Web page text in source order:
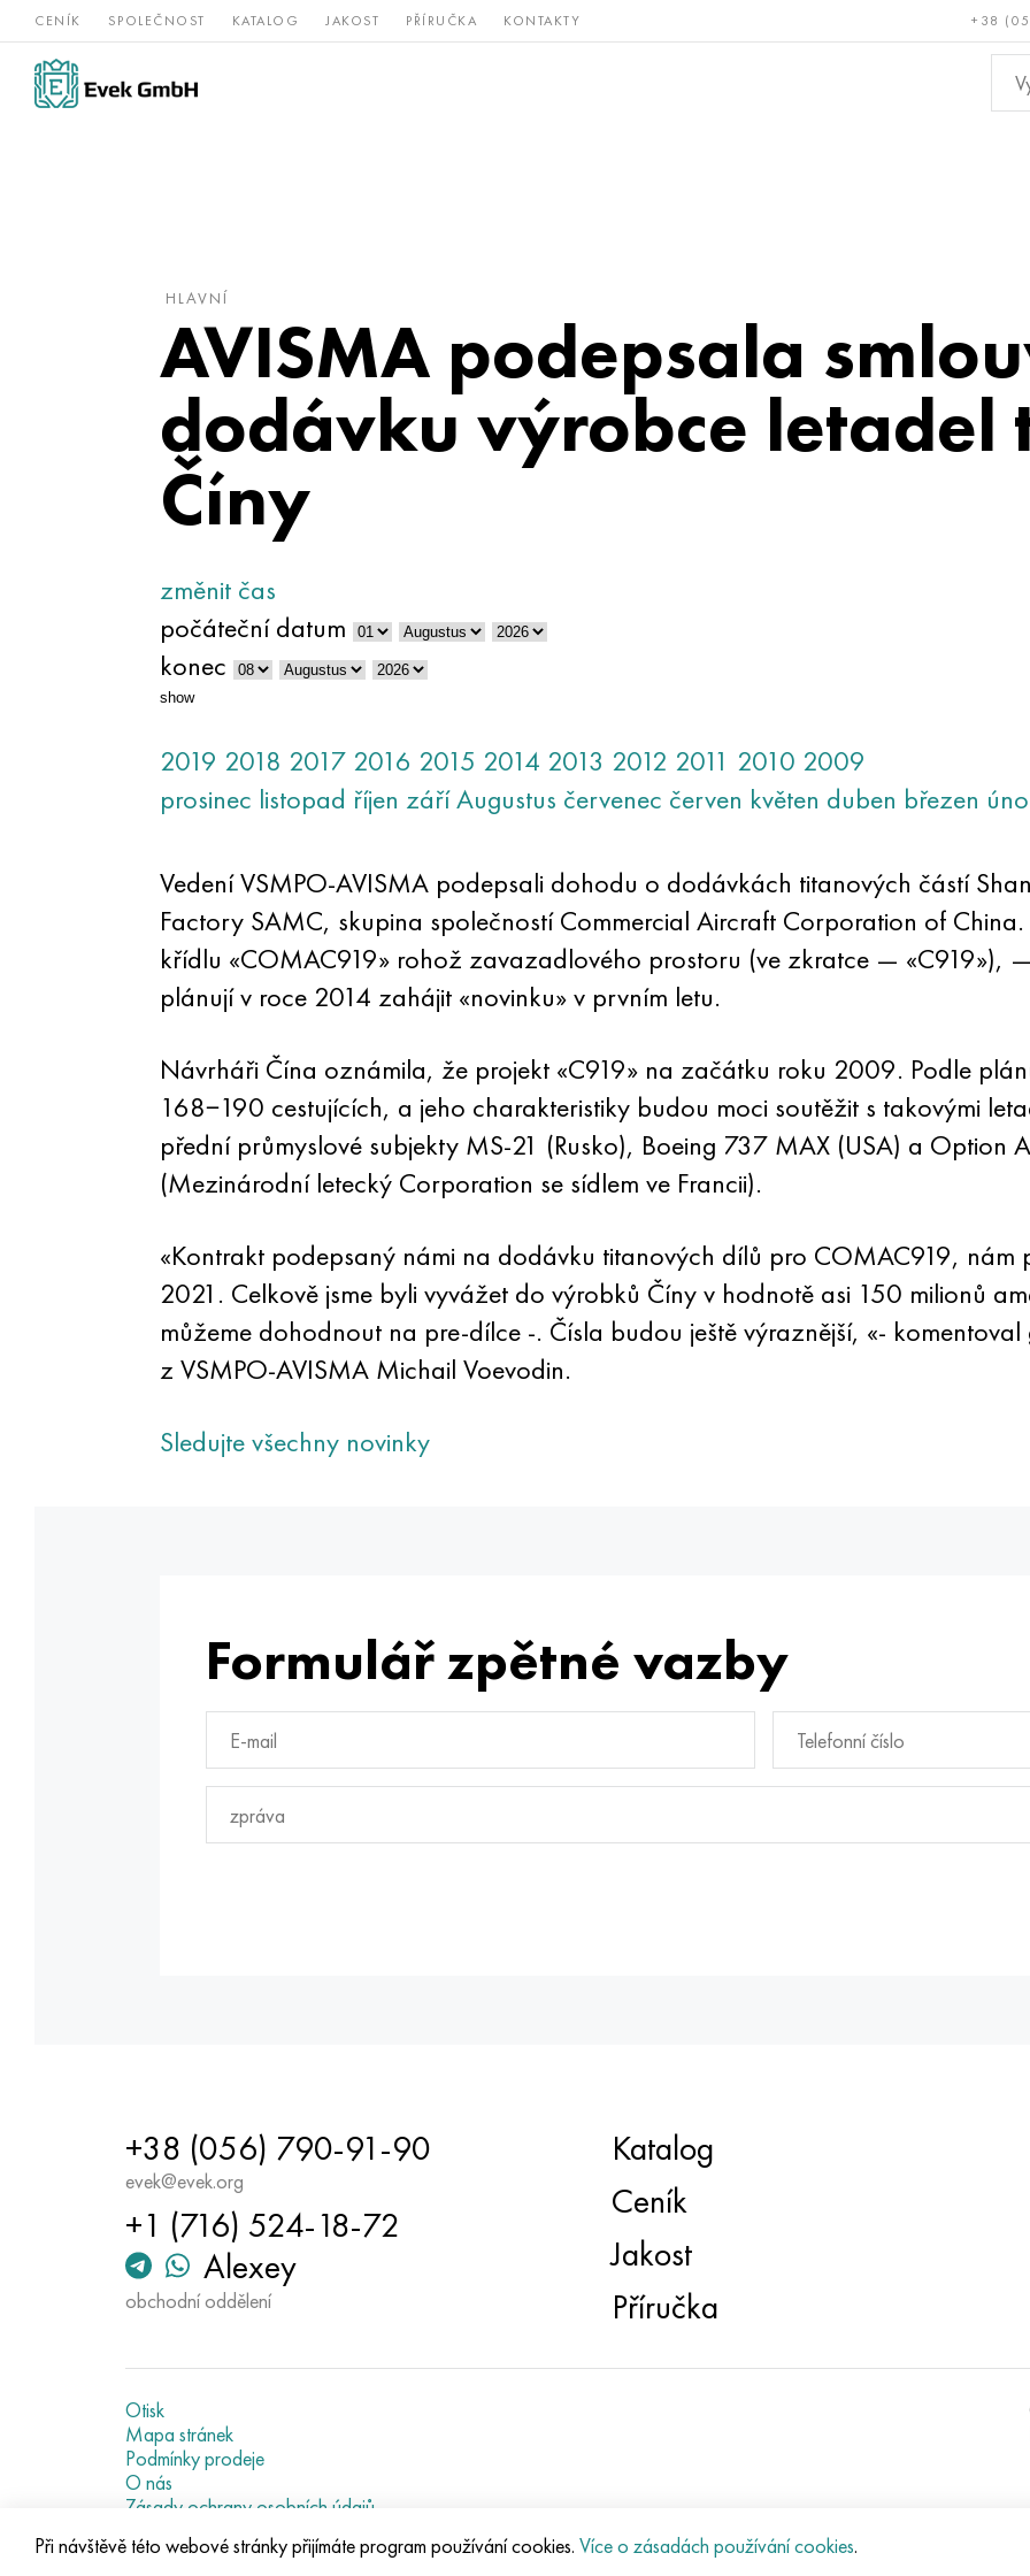
CENÍK SPOLEČNOST KATALOG JAKOST PŘÍRUČKA KONTAKTY +38
Slitiny
niklu
nerezová Vzácné a Bronz, měď,
HLAVNÍ
AVISMA podepsala
dodávku výrobce letadel
Číny
změnit čas
počáteční datum
konec
show
2019 2018 2017 2016 2015 2014 2013 2012 2011 2010 2009
prosinec listopad říjen záříAugustus červenec červen květen duben březen
Vedení VSMPO-AVISMA podepsali dohodu o dodávkách titanových částí
Factory SAMC, skupina společností Commercial Aircraft Corporation of
křídlu «COMAC919» rohož zavazadlového prostoru (ve zkratce — «C919»),
plánují v roce 2014 zahájit «novinku» v prvním letu.
Návrháři Čína oznámila, že projekt «C919» na začátku roku 2009. Podle
168−190 cestujících, a jeho charakteristiky budou moci soutěžit s takovými
přední průmyslové subjekty MS-21 (Rusko), Boeing 737 MAX (USA) a Option
(Mezinárodní letecký Corporation se sídlem ve Francii).
«Kontrakt podepsaný námi na dodávku titanových dílů pro COMAC919, nám
2021. Celkově jsme byli vyvážet do výrobků Číny v hodnotě asi 150 milionů
můžeme dohodnout na pre-dílce -. Čísla budou ještě výraznější, «-
z VSMPO-AVISMA Michail Voevodin.
Sledujte všechny novinky
Formulář zpětné vazby
+38 (056) 790-91-90
evek@evek.org
+1 (716) 524-18-72
Alexey
obchodní oddělení
Katalog
Ceník
Jakost
Příručka
Otisk
Mapa stránek
Podmínky prodeje
O nás
Zásady ochrany osobních údajů
Current metal prices
Při návštěvě této webové stránky přijímáte program používání cookies. Více o zásadách používání cookies.